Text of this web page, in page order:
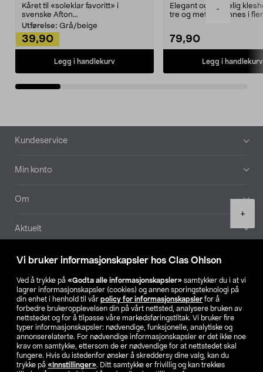
Vi bruker informasjonskapsler hos Clas Ohlson
Ved å trykke på «Godta alle informasjonskapsler» samtykker du i at vi
lagrer informasjonskapsler (cookies) og annen sporingsteknologi på
din enhet i henhold til vår policy for informasjonskapsler for å
forbedre brukeropplevelsen din på vårt nettsted, analysere bruken av
nettstedet og for å tilpasse våre markedsføringstiltak. Vi bruker fire
typer informasjonskapsler: nødvendige, funksjonelle, analytiske og
annonserelaterte. For nødvendige informasjonskapsler er det ikke noe
krav om samtykke, ettersom de er nødvendige for at nettstedet skal
fungere. Hvis du istedenfor ønsker å skreddersy dine valg, kan du
trykke på «Innstillinger». Ditt samtykke er frivillig og kan trekkes
-
+
Kåret til «soleklar favoritt» i
svenske Afton...
Utførelse: Grå/beige
39,90
Legg i handlekurv
Elegant og skikkelig
tre og metall – finnes i
79,90
Legg i handlekurv
Bunntekst
Kundeservice
Min konto
Om
Aktuelt
Våre selskaper
Finn din butikk
SE NO FI